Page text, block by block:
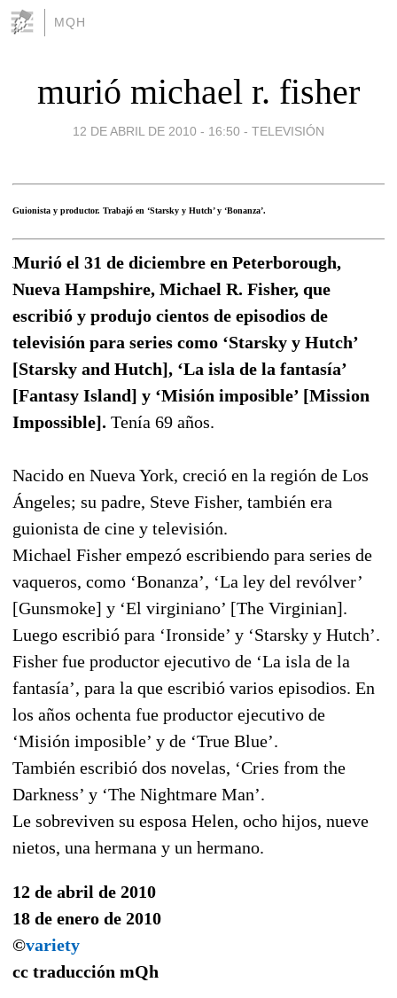
MQH
murió michael r. fisher
12 DE ABRIL DE 2010 - 16:50 - TELEVISIÓN
Guionista y productor. Trabajó en ‘Starsky y Hutch’ y ‘Bonanza’.
Murió el 31 de diciembre en Peterborough,
Nueva Hampshire, Michael R. Fisher, que
escribió y produjo cientos de episodios de
televisión para series como ‘Starsky y Hutch’
[Starsky and Hutch], ‘La isla de la fantasía’
[Fantasy Island] y ‘Misión imposible’ [Mission
Impossible]. Tenía 69 años.
Nacido en Nueva York, creció en la región de Los
Ángeles; su padre, Steve Fisher, también era
guionista de cine y televisión.
Michael Fisher empezó escribiendo para series de
vaqueros, como ‘Bonanza’, ‘La ley del revólver’
[Gunsmoke] y ‘El virginiano’ [The Virginian].
Luego escribió para ‘Ironside’ y ‘Starsky y Hutch’.
Fisher fue productor ejecutivo de ‘La isla de la
fantasía’, para la que escribió varios episodios. En
los años ochenta fue productor ejecutivo de
‘Misión imposible’ y de ‘True Blue’.
También escribió dos novelas, ‘Cries from the
Darkness’ y ‘The Nightmare Man’.
Le sobreviven su esposa Helen, ocho hijos, nueve
nietos, una hermana y un hermano.
12 de abril de 2010
18 de enero de 2010
©variety
cc traducción mQh